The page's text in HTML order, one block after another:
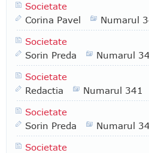
Societate
Corina Pavel
Numarul
Societate
Sorin Preda
Numarul
Societate
Redactia
Numarul 341
Societate
Sorin Preda
Numarul
Societate